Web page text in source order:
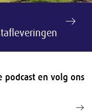
podcast en volg ons